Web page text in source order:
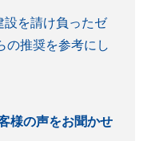
を請け負ったゼ
の推奨を参考にし
様の声をお聞かせ